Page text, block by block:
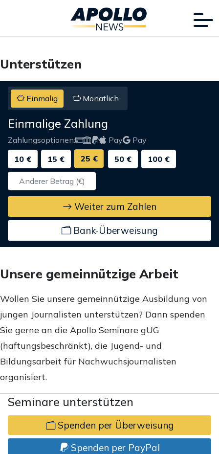
Unterstützen
Einmalig Monatlich
Einmalige Zahlung
Zahlungsoptionen: Pay
Pay
10 €
15 € 25 € 50 € 100 €
Weiter zum Zahlen
Bank-Überweisung
Unsere gemeinnützige Arbeit
Wollen Sie unsere gemeinnützige Ausbildung von
jungen Journalisten unterstützen? Dann spenden
Sie gerne an die Apollo Seminare gUG
(haftungsbeschränkt), die Jugend- und
Bildungsarbeit für Nachwuchsjournalisten
organisiert.
Seminare unterstützen
Spenden per Überweisung
Spenden per PayPal